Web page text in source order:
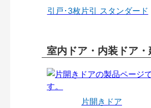
引戸･3枚片引 スタンダード
室内ドア・内装ドア
片開きドア